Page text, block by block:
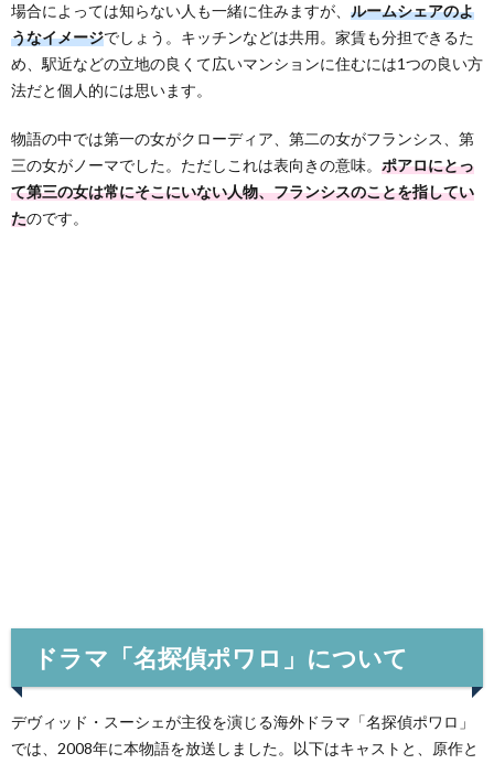
場合によっては知らない人も一緒に住みますが、 ルームシェアのよ
うなイメージでしょう。キッチンなどは共用。家賃も分担できるた
め、駅近などの立地の良くて広いマンションに住むには1つの良い方
法だと個人的には思います。
物語の中では第一の女がクローディア、第二の女がフランシス、第
三の女がノーマでした。ただしこれは表向きの意味。 ポアロにとっ
て第三の女は常にそこにいない人物、フランシスのことを指してい
たのです。
ドラマ「名探偵ポワロ」について
デヴィッド・スーシェが主役を演じる海外ドラマ「名探偵ポワロ」
では、2008年に本物語を放送しました。以下はキャストと、原作と